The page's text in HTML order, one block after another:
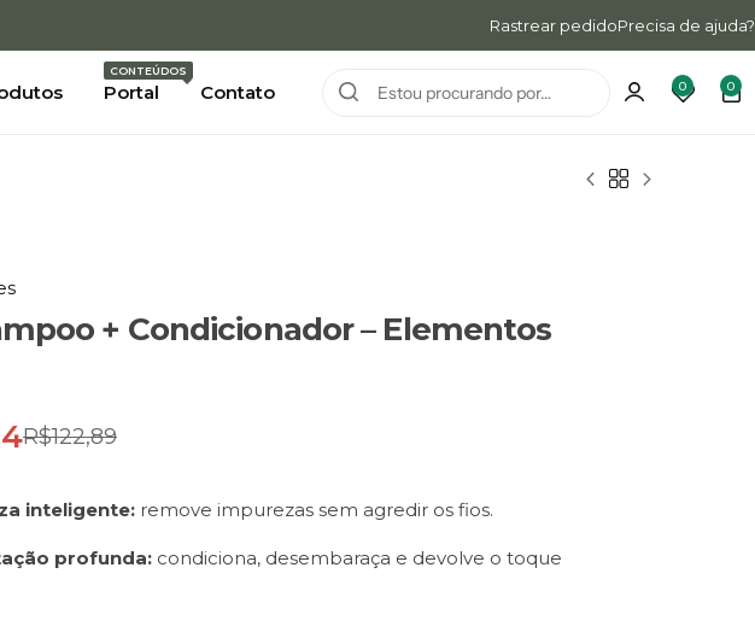
e ganhe 10% de descontoRastrear pedidoPrecisa de ajuda?
Portal
CONTEÚDOS
Contato 0 0
+ Condicionador – Elementos
R$122,89
inteligente:remove impurezas sem agredir os fios.
profunda:condiciona, desembaraça e devolve o toque